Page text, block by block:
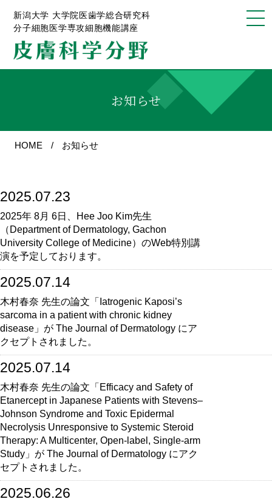
新潟大学 大学院医歯学総合研究科
分子細胞医学専攻細胞機能講座
お知らせ
HOME お知らせ
2025.07.23
2025年 8月 6日、Hee Joo Kim先生
（Department of Dermatology, Gachon
University College of Medicine）のWeb特別講
演を予定しております。
2025.07.14
木村春奈 先生の論文「Iatrogenic Kaposi’s
sarcoma in a patient with chronic kidney
disease」が The Journal of Dermatology にア
クセプトされました。
2025.07.14
木村春奈 先生の論文「Efficacy and Safety of
Etanercept in Japanese Patients with Stevens–
Johnson Syndrome and Toxic Epidermal
Necrolysis Unresponsive to Systemic Steroid
Therapy: A Multicenter, Open-label, Single-arm
Study」が The Journal of Dermatology にアク
セプトされました。
2025.06.26